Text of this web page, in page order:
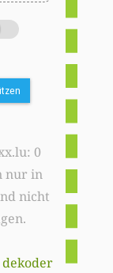
0
nur in
nicht
dekoder